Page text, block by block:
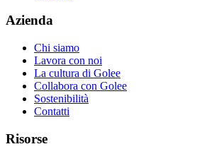
Azienda
Chi siamo
Lavora con noi
La cultura di Golee
Collabora con Golee
Sostenibilità
Contatti
Risorse